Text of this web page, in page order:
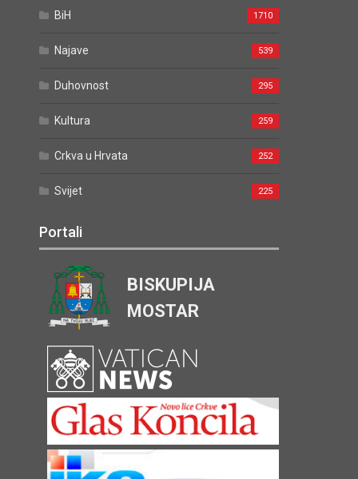
BiH 1710
Najave 539
Duhovnost 295
Kultura 259
Crkva u Hrvata 252
Svijet 225
Portali
BISKUPIJA
MOSTAR